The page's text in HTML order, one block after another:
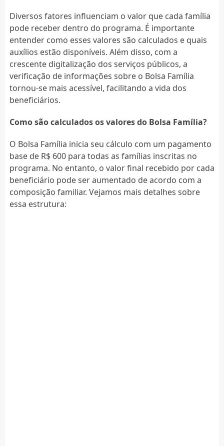
Diversos fatores influenciam o valor que cada família
pode receber dentro do programa. É importante
entender como esses valores são calculados e quais
auxílios estão disponíveis. Além disso, com a
crescente digitalização dos serviços públicos, a
verificação de informações sobre o Bolsa Família
tornou-se mais acessível, facilitando a vida dos
beneficiários.
Como são calculados os valores do Bolsa Família?
O Bolsa Família inicia seu cálculo com um pagamento
base de R$ 600 para todas as famílias inscritas no
programa. No entanto, o valor final recebido por cada
beneficiário pode ser aumentado de acordo com a
composição familiar. Vejamos mais detalhes sobre
essa estrutura: